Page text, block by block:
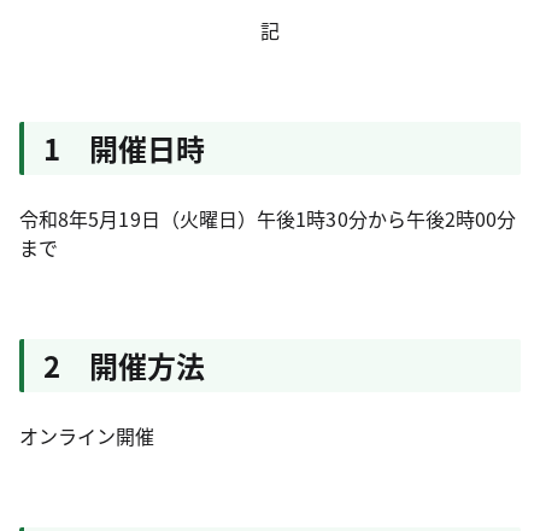
記
1 開催日時
令和8年5月19日（火曜日）午後1時30分から午後2時00分
まで
2 開催方法
オンライン開催